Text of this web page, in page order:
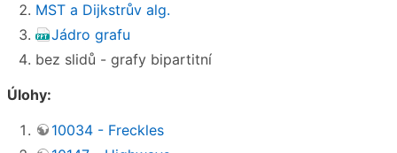
MST a Dijkstrův alg.
Jádro grafu
bez slidů - grafy bipartitní
Úlohy:
10034 - Freckles